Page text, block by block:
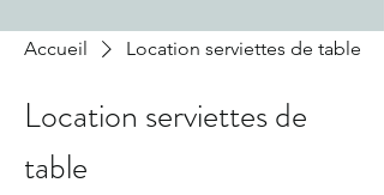
Accueil Location serviettes de table
Location serviettes de
table